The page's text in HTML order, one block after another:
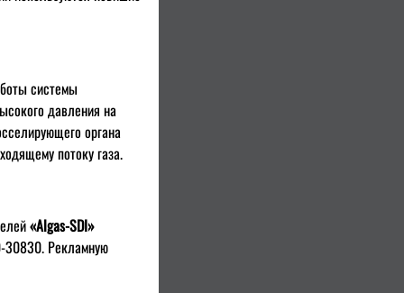
системы
давления на
органа
потоку газа.
«Algas-SDI»
30830. Рекламную